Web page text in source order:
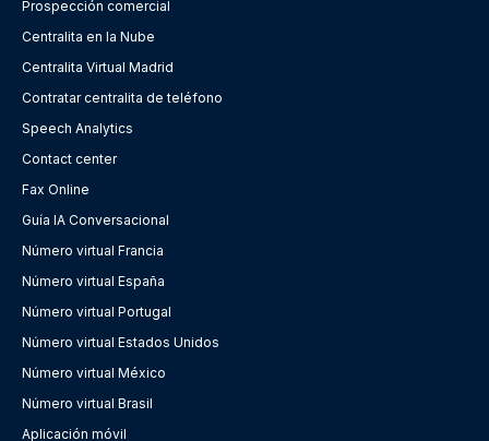
Prospección comercial
Centralita en la Nube
Centralita Virtual Madrid
Contratar centralita de teléfono
Speech Analytics
Contact center
Fax Online
Guía IA Conversacional
Número virtual Francia
Número virtual España
Número virtual Portugal
Número virtual Estados Unidos
Número virtual México
Número virtual Brasil
Aplicación móvil